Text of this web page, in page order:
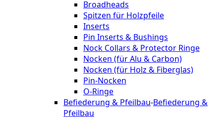
Broadheads
Spitzen für Holzpfeile
Inserts
Pin Inserts & Bushings
Nock Collars & Protector Ringe
Nocken (für Alu & Carbon)
Nocken (für Holz & Fiberglas)
Pin-Nocken
O-Ringe
Befiederung & Pfeilbau-Befiederung &
Pfeilbau